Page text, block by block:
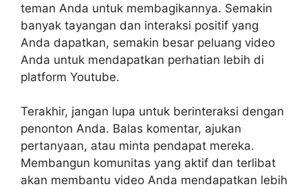
teman Anda untuk membagikannya. Semakin
banyak tayangan dan interaksi positif yang
Anda dapatkan, semakin besar peluang video
Anda untuk mendapatkan perhatian lebih di
platform Youtube.
Terakhir, jangan lupa untuk berinteraksi dengan
penonton Anda. Balas komentar, ajukan
pertanyaan, atau minta pendapat mereka.
Membangun komunitas yang aktif dan terlibat
akan membantu video Anda mendapatkan lebih